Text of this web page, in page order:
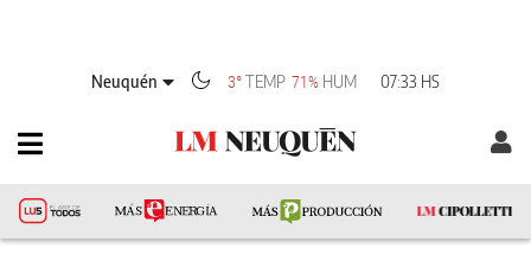
Neuquén 3°TEMP 71% HUM 07:33 HS